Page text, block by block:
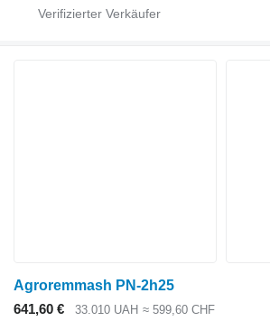
Agroremmash PN-2h25
641,60 €
33.010 UAH ≈ 599,60 CHF